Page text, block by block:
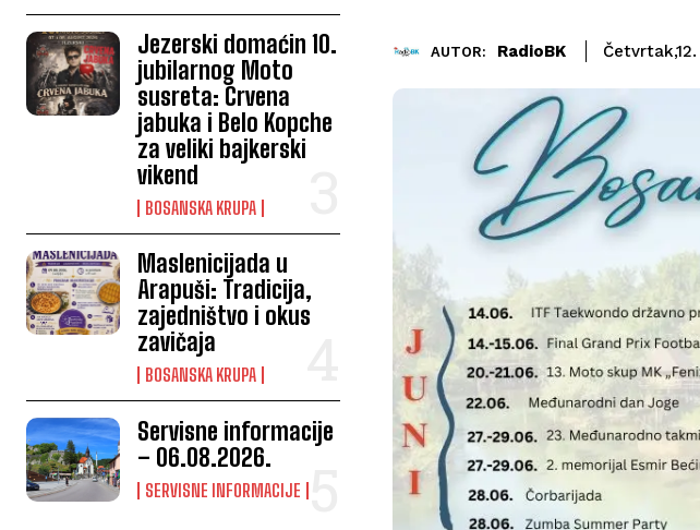
Jezerski domaćin 10.
jubilarnog Moto
susreta: Crvena
jabuka i Belo Kopche
za veliki bajkerski
vikend
BOSANSKA KRUPA
Maslenicijada u
Arapuši: Tradicija,
zajedništvo i okus
zavičaja
BOSANSKA KRUPA
Servisne informacije
– 06.08.2026.
SERVISNE INFORMACIJE
AUTOR: RadioBK